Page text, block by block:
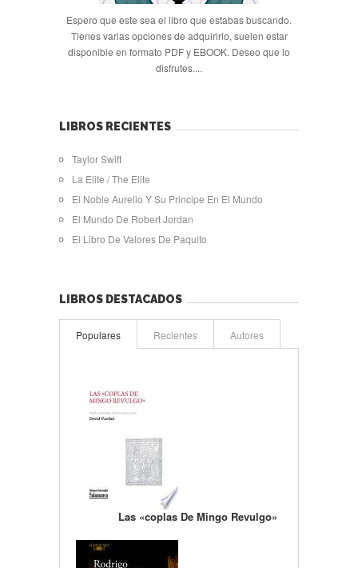
Espero que este sea el libro que estabas buscando.
Tienes varias opciones de adquirirlo, suelen estar
disponible en formato PDF y EBOOK. Deseo que lo
disfrutes....
LIBROS RECIENTES
Taylor Swift
La Elite / The Elite
El Noble Aurelio Y Su Principe En El Mundo
El Mundo De Robert Jordan
El Libro De Valores De Paquito
LIBROS DESTACADOS
Populares Recientes Autores
Las «coplas De Mingo Revulgo»